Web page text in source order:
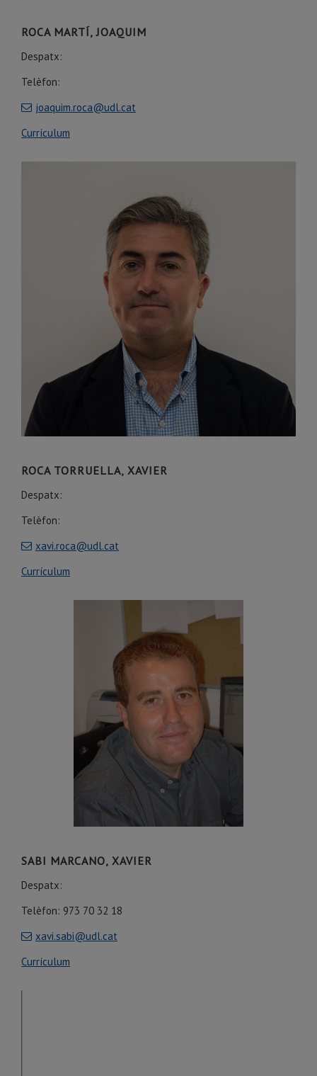
ROCA MARTÍ, JOAQUIM
Despatx:
Telèfon:
joaquim.roca@udl.cat
Currículum
ROCA TORRUELLA, XAVIER
Despatx:
Telèfon:
xavi.roca@udl.cat
Currículum
SABI MARCANO, XAVIER
Despatx:
Telèfon: 973 70 32 18
xavi.sabi@udl.cat
Currículum